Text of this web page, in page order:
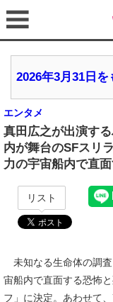
2026年3月31日
エンタメ
真田広之が出演す
内が舞台のSFスリ
力の宇宙船内で直
リスト
未知なる生命体の調
宙船内で直面する恐怖
フ」に決定。あわせて